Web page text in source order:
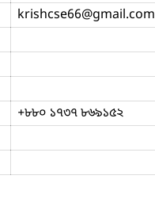
krishcse66@gmail.com
+৮৮০ ১৭৩৭ ৮৬৯১৫২